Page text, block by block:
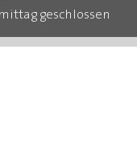
geschlossen